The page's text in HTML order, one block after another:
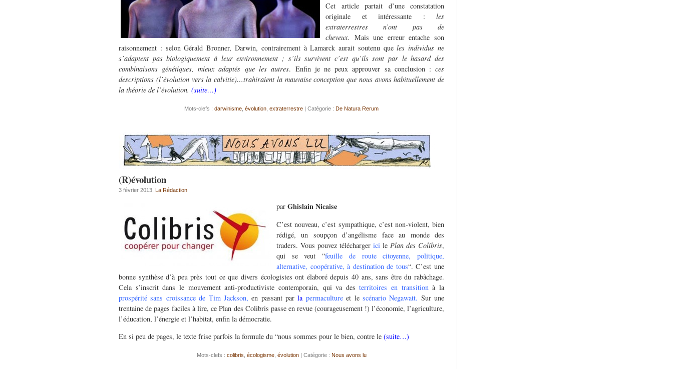
Cet article partait d’une constatation
originale et intéressante : les
extraterrestres n’ont pas de
cheveux. Mais une erreur entache son
raisonnement : selon Gérald Bronner, Darwin, contrairement à Lamarck aurait soutenu queles individus ne
s’adaptent pas biologiquement à leur environnement ; s’ils survivent c’est qu’ils sont par le hasard des
combinaisons génétiques, mieux adaptés que les autres. Enfin je ne peux approuver sa conclusion :ces
descriptions (l’évolution vers la calvitie)…trahiraient la mauvaise conception que nous avons habituellement de
la théorie de l’évolution. (suite…)
Mots-clefs : darwinisme évolution extraterrestre | Catégorie : De Natura Rerum
(R)évolution
3 février 2013, La Rédaction
par Ghislain Nicaise
C’est nouveau, c’est sympathique, c’est non-violent, bien
rédigé, un soupçon d’angélisme face au monde des
traders. Vous pouvez télécharger ici le Plan des Colibris,
qui se veut “feuille de route citoyenne, politique,
alternative, coopérative, à destination de tous“. C’est une
bonne synthèse d’à peu près tout ce que divers écologistes ont élaboré depuis 40 ans, sans être du rabâchage.
Cela s’inscrit dans le mouvement anti-productiviste contemporain, qui va desterritoires en transition à la
prospérité sans croissance de Tim Jackson,en passant par la permaculture et le scénario Negawatt. Sur une
trentaine de pages faciles à lire, ce Plan des Colibris passe en revue (courageusement !) l’économie, l’agriculture,
l’éducation, l’énergie et l’habitat, enfin la démocratie.
En si peu de pages, le texte frise parfois la formule du “nous sommes pour le bien, contre le (suite…)
Mots-clefs : colibris écologisme, évolution| Catégorie : Nous avons lu